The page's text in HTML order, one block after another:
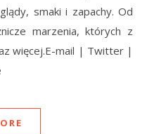
smaki i zapachy. Od
marzenia, których z
więcej.E-mail | Twitter |